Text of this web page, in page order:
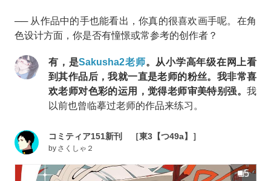
── 从作品中的手也能看出，你真的很喜欢画手呢。在角
色设计方面，你是否有憧憬或常参考的创作者？
有，是Sakusha2老师。
从小学高年级在网上看
到其作品后，我就一直是老师的粉丝。我非常喜
欢老师对色彩的运用，觉得老师审美特别强。 我
以前也曾临摹过老师的作品来练习。
コミティア151新刊 ［東3【つ49a】］
by さくしゃ２
5